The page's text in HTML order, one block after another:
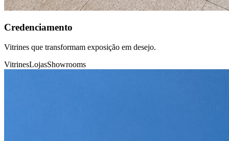
Credenciamento
Vitrines que transformam exposição em desejo.
VitrinesLojasShowrooms